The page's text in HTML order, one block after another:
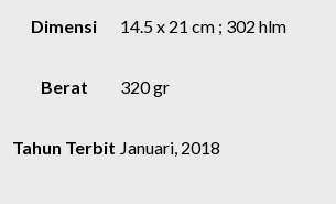
Dimensi 14.5 x 21 cm ; 302 hlm
Berat 320 gr
Tahun Terbit Januari, 2018